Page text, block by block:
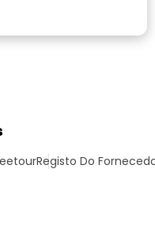
Registo Do